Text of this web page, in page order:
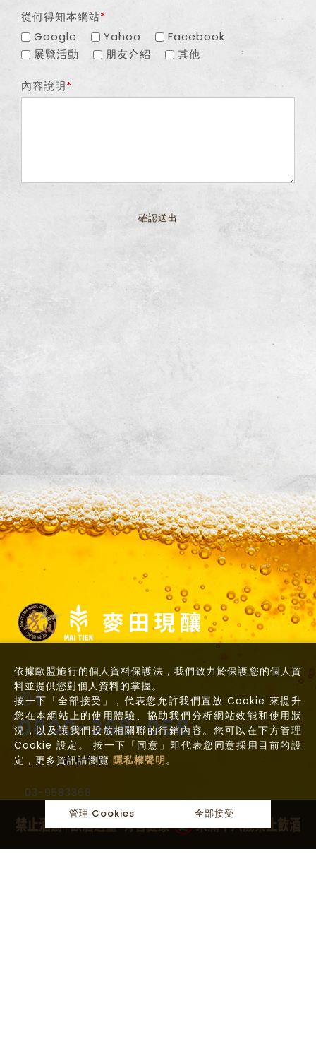
從何得知本網站
Google
Yahoo
Facebook
展覽活動
朋友介紹 其他
內容說明
確認送出
0800-368-058
羅東門市
03-9583368
10:00am - 10:00pm
關於麥田 最新消息 麥田產品 聯繫麥田
依據歐盟施行的個人資料保護法，我們致力於保護您的個人資
料並提供您對個人資料的掌握。
按一下「全部接受」，代表您允許我們置放 Cookie 來提升
您在本網站上的使用體驗、協助我們分析網站效能和使用狀
況，以及讓我們投放相關聯的行銷內容。您可以在下方管理
Cookie 設定。 按一下「同意」即代表您同意採用目前的設
定，更多資訊請瀏覽 隱私權聲明。
管理 Cookies 全部接受
僅必需的Cookies 同意